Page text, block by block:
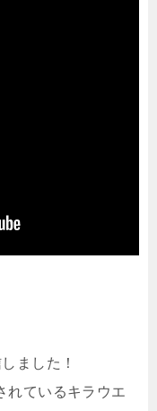
ました！
れているキラウエ